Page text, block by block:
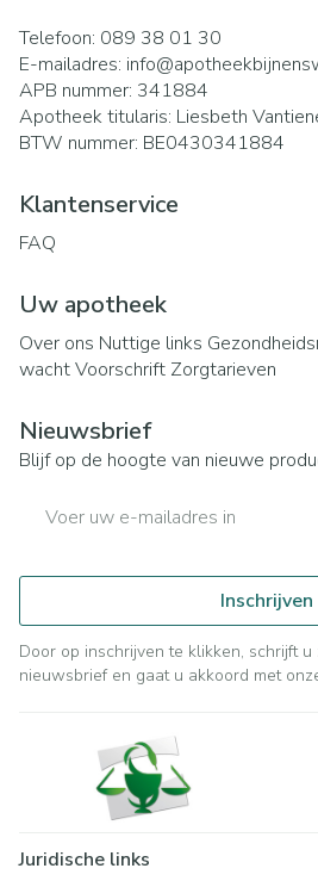
Telefoon: 089 38 01 30
E-mailadres: info@
APB nummer: 341884
Apotheek titularis: Liesbeth
BTW nummer: BE0430341884
Klantenservice
FAQ
Uw apotheek
Over ons Nuttige links
wachtVoorschrift Zorgtarieven
Nieuwsbrief
Blijf op de hoogte van nieuwe
Inschrijven
Door op inschrijven te klikken, schrijft
nieuwsbrief en gaat u akkoord met
Juridische links